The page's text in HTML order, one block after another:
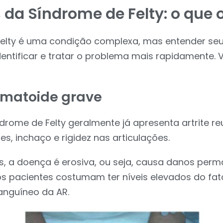
Síndrome de Felty: o que
é uma condição complexa, mas entender
e tratar o problema mais rapidamente.
grave
de Felty geralmente já apresenta artrite
inchaço e rigidez nas articulações.
a doença é erosiva, ou seja, causa danos
pacientes costumam ter níveis elevados do
da AR.